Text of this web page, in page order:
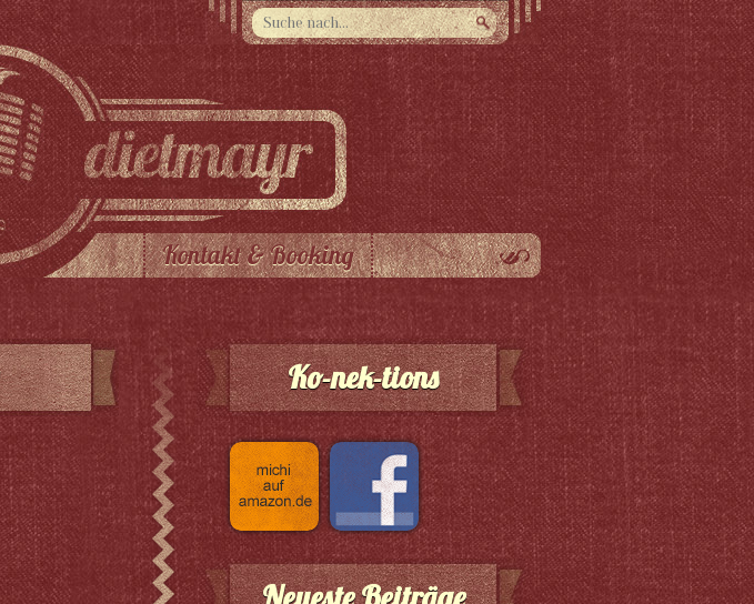
Kontakt & Booking
Ko-nek-tions